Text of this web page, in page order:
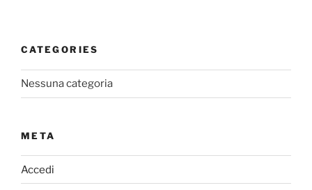
CATEGORIES
Nessuna categoria
META
Accedi